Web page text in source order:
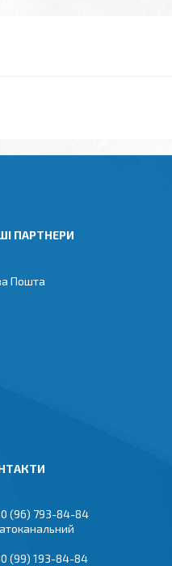
ПАРТНЕРИ
Пошта
(96) 793-84-84
(99) 193-84-84